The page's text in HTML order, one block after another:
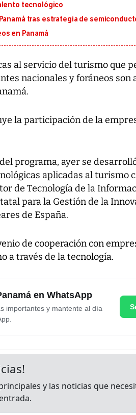
tecnológico
tras estrategia de
en Panamá
al servicio del turismo que
nacionales y foráneos son
la participación de la
programa, ayer se
aplicadas al turismo
de Tecnología de la
para la Gestión de la
de España.
de cooperación con
a través de la tecnología.
en WhatsApp
importantes y mantente al día
da Silva, oficializó
candidatura...